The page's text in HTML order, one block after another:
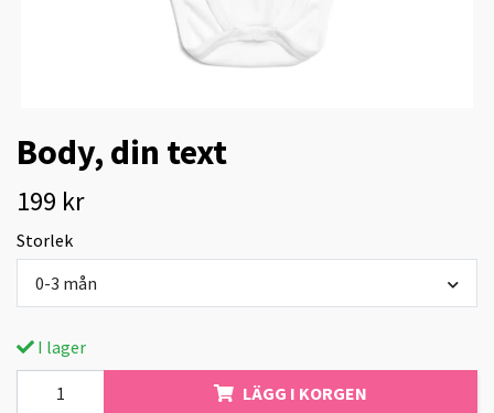
Body, din text
199 kr
Storlek
0-3 mån
I lager
LÄGG I KORGEN